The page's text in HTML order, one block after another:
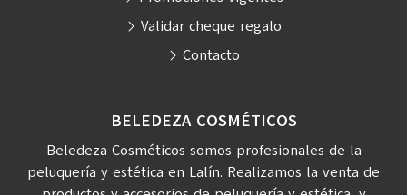
BELEDEZA COSMÉTICOS
Beledeza Cosméticos somos profesionales de la
peluquería y estética en Lalín. Realizamos la venta de
Validar cheque regalo
Contacto